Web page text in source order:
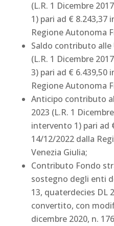
(L.R. 1 Dicembre
1) pari ad € 8.243,37
Regione Autonoma
Saldo contributo alle
(L.R. 1 Dicembre
3) pari ad € 6.439,50
Regione Autonoma
Anticipo contributo
2023 (L.R. 1
intervento 1) pari ad
14/12/2022 dalla
Venezia Giulia;
Contributo Fondo
sostegno degli enti
13, quaterdecies DL
convertito, con
dicembre 2020, n.